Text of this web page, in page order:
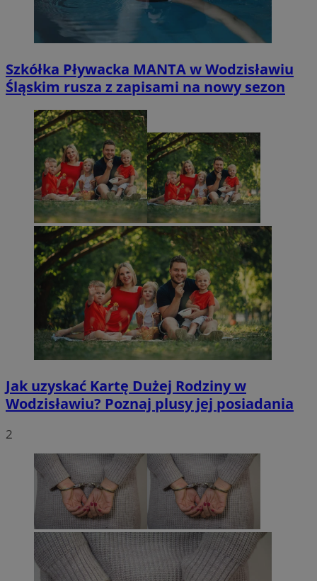
Szkółka Pływacka MANTA w Wodzisławiu
Śląskim rusza z zapisami na nowy sezon
Jak uzyskać Kartę Dużej Rodziny w
Wodzisławiu? Poznaj plusy jej posiadania
2